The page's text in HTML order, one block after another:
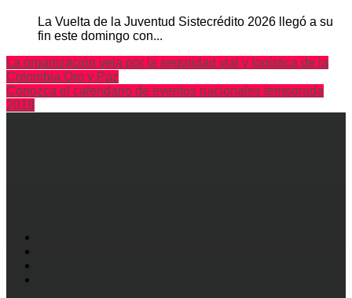
La Vuelta de la Juventud Sistecrédito 2026 llegó a su
fin este domingo con...
La organización vela por la seguridad vial y logística de la
Colombia Oro y Paz
Conozca el calendario de eventos nacionales temporada
2018